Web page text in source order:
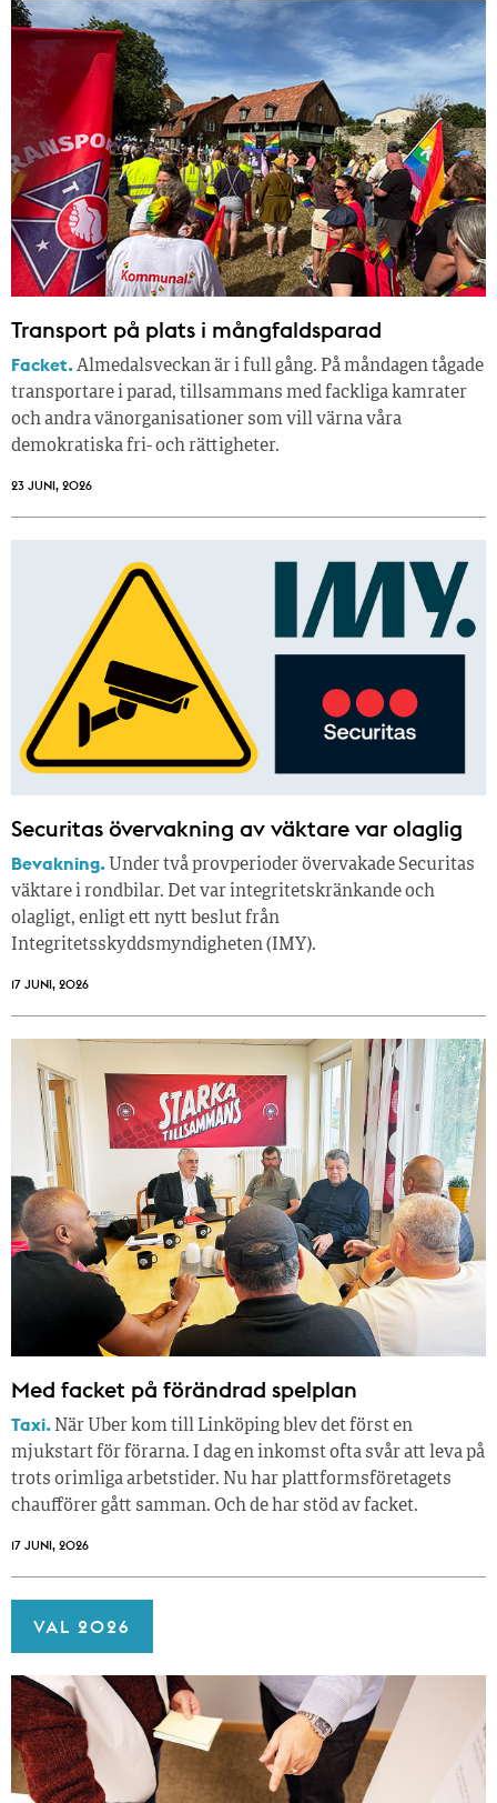
Transport på plats i mångfaldsparad
Facket.Almedalsveckan är i full gång. På måndagen tågade
transportare i parad, tillsammans med fackliga kamrater
och andra vänorganisationer som vill värna våra
demokratiska fri- och rättigheter.
23 JUNI, 2026
Securitas övervakning av väktare var olaglig
Bevakning. Under två provperioder övervakade Securitas
väktare i rondbilar. Det var integritetskränkande och
olagligt, enligt ett nytt beslut från
Integritetsskyddsmyndigheten (IMY).
17 JUNI, 2026
Med facket på förändrad spelplan
Taxi. När Uber kom till Linköping blev det först en
mjukstart för förarna. I dag en inkomst ofta svår att leva på
trots orimliga arbetstider. Nu har plattformsföretagets
chaufförer gått samman. Och de har stöd av facket.
17 JUNI, 2026
VAL 2026